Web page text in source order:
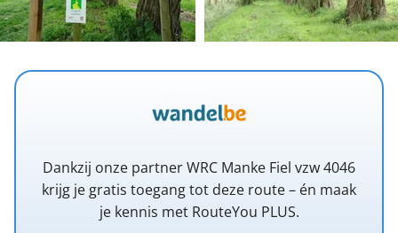
Dankzij onze partner WRC Manke Fiel vzw 4046
krijg je gratis toegang tot deze route – én maak
je kennis met RouteYou PLUS.